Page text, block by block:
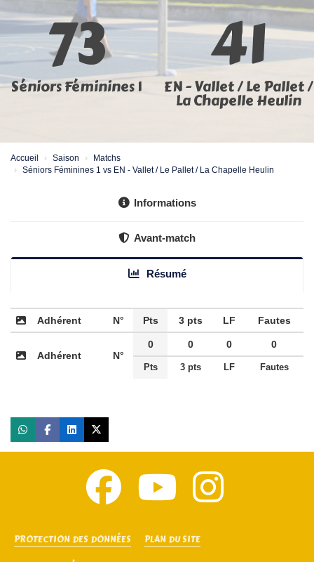
73 41
Séniors Féminines 1 EN - Vallet / Le Pallet /
La Chapelle Heulin
Accueil Saison
Matchs
Séniors Féminines 1 vs EN - Vallet / Le Pallet / La Chapelle Heulin
Informations
Avant-match
Résumé
Adhérent N° Pts 3 pts LF Fautes
Adhérent N°
0 0 0 0
Pts 3 pts LF Fautes
PROTECTION DES DONNÉES PLAN DU SITE